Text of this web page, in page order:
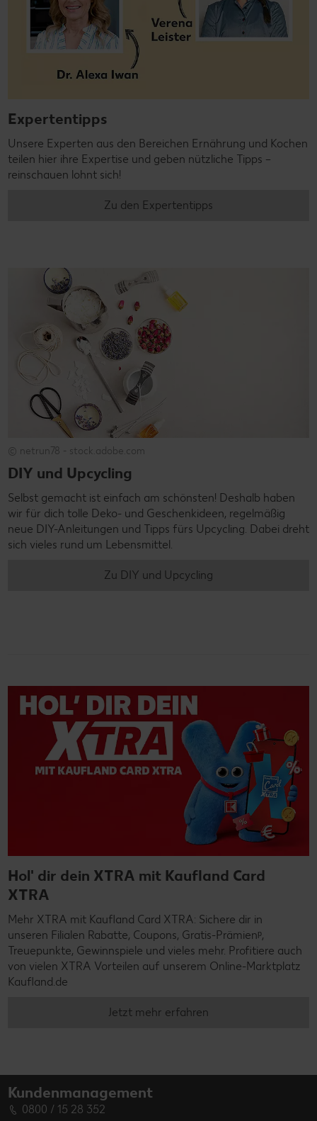
Expertentipps
Unsere Experten aus den Bereichen Ernährung und Kochen
teilen hier ihre Expertise und geben nützliche Tipps –
reinschauen lohnt sich!
Zu den Expertentipps
© netrun78 - stock.adobe.com
DIY und Upcycling
Selbst gemacht ist einfach am schönsten! Deshalb haben
wir für dich tolle Deko- und Geschenkideen, regelmäßig
neue DIY-Anleitungen und Tipps fürs Upcycling. Dabei dreht
sich vieles rund um Lebensmittel.
Zu DIY und Upcycling
Hol' dir dein XTRA mit Kaufland Card
XTRA
Mehr XTRA mit Kaufland Card XTRA: Sichere dir in
unseren Filialen Rabatte, Coupons, Gratis-Prämienᵖ,
Treuepunkte, Gewinnspiele und vieles mehr. Profitiere auch
von vielen XTRA Vorteilen auf unserem Online-Marktplatz
Kaufland.de
Jetzt mehr erfahren
Kundenmanagement
0800 / 15 28 352